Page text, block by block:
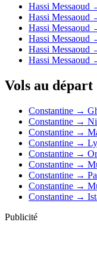
Hassi Messaoud
Hassi Messaoud
Hassi Messaoud
Hassi Messaoud
Hassi Messaoud
Hassi Messaoud
Vols au départ
Constantine →
Constantine →
Constantine →
Constantine →
Constantine →
Constantine →
Constantine →
Constantine →
Constantine →
Publicité